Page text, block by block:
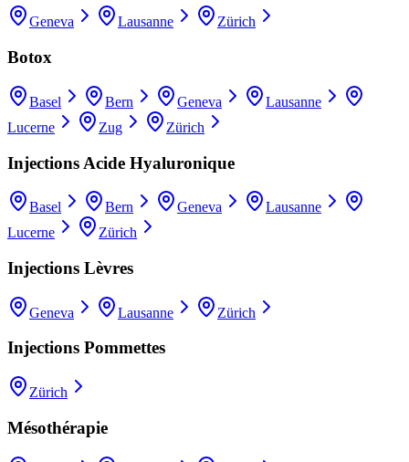
Geneva Lausanne Zürich
Botox
Basel Bern Geneva
Lausanne
Lucerne
Zug Zürich
Injections Acide Hyaluronique
Basel Bern Geneva
Lausanne
Lucerne
Zürich
Injections Lèvres
Geneva Lausanne Zürich
Injections Pommettes
Zürich
Mésothérapie